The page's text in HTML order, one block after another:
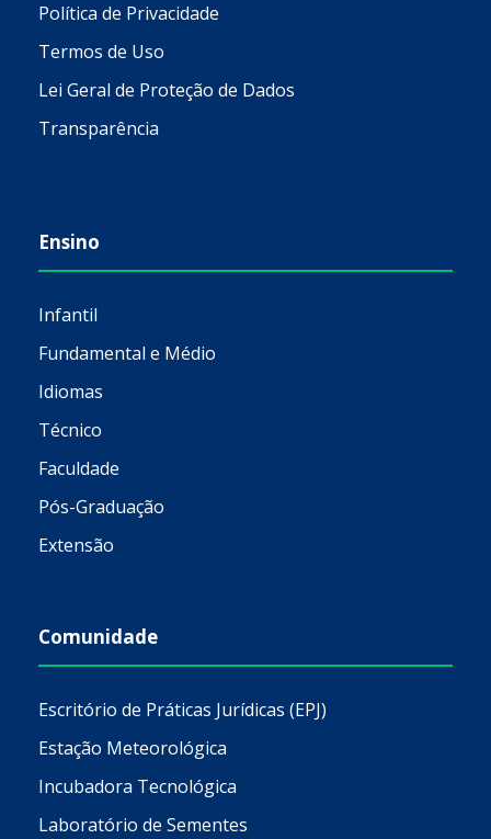
Política de Privacidade
Termos de Uso
Lei Geral de Proteção de Dados
Transparência
Ensino
Infantil
Fundamental e Médio
Idiomas
Técnico
Faculdade
Pós-Graduação
Extensão
Comunidade
Escritório de Práticas Jurídicas (EPJ)
Estação Meteorológica
Incubadora Tecnológica
Laboratório de Sementes